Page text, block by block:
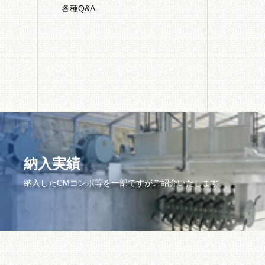
各種Q&A
納入実績
納入したCMコンポ等を一部ですがご紹介いたします。